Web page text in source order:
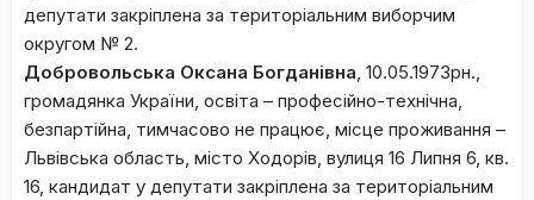
депутати закріплена за територіальним виборчим
округом № 2.
Добровольська Оксана Богданівна, 10.05.1973рн.,
громадянка України, освіта – професійно-технічна,
безпартійна, тимчасово не працює, місце проживання –
Львівська область, місто Ходорів, вулиця 16 Липня 6, кв.
16, кандидат у депутати закріплена за територіальним